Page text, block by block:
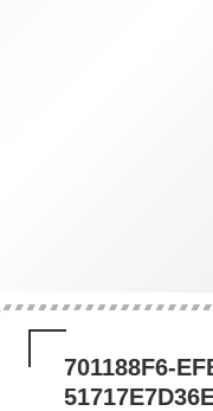
701188F6-